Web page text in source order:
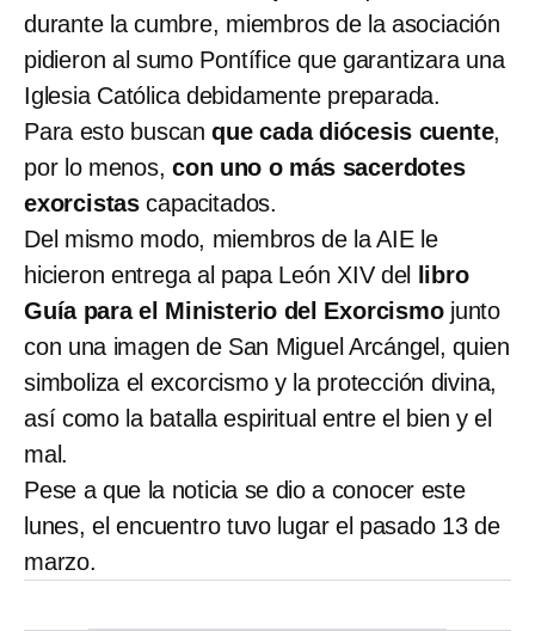
durante la cumbre, miembros de la asociación
pidieron al sumo Pontífice que garantizara una
Iglesia Católica debidamente preparada.
Para esto buscan que cada diócesis cuente,
por lo menos,con uno o más sacerdotes
exorcistas capacitados.
Del mismo modo, miembros de la AIE le
hicieron entrega al papa León XIV del libro
Guía para el Ministerio del Exorcismojunto
con una imagen de San Miguel Arcángel, quien
simboliza el excorcismo y la protección divina,
así como la batalla espiritual entre el bien y el
mal.
Pese a que la noticia se dio a conocer este
lunes, el encuentro tuvo lugar el pasado 13 de
marzo.